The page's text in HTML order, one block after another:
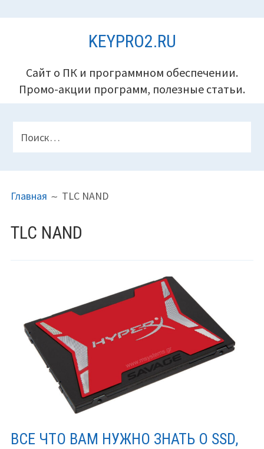
KEYPRO2.RU
Сайт о ПК и программном обеспечении.
Промо-акции программ, полезные статьи.
ВЕРХНЕГО
КОЛОНТИТУЛА
Найти:
НА
(ХЛЕБНЫЕ
КРОШКИ)
Главная TLC NAND
TLC NAND
ВСЕ ЧТО ВАМ НУЖНО ЗНАТЬ О SSD,